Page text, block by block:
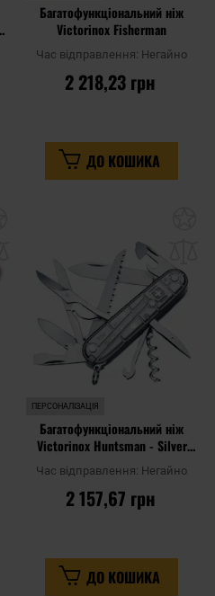
Багатофункціональний ніж
Victorinox Fisherman
Час відправлення: Негайно
2 218,23 грн
ДО КОШИКА
уподобань
ПЕРСОНАЛІЗАЦІЯ
Багатофункціональний ніж
Victorinox Huntsman - Silver
Час відправлення: Негайно
2 157,67 грн
ДО КОШИКА